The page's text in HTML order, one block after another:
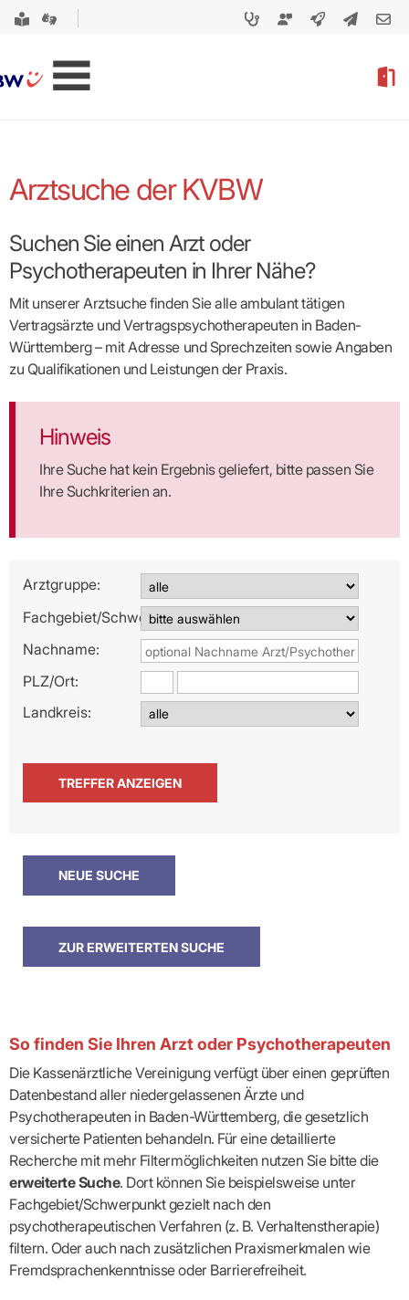
Arztsuche der KVBW
Suchen Sie einen Arzt oder
Psychotherapeuten in Ihrer Nähe?
Mit unserer Arztsuche finden Sie alle ambulant tätigen
Vertragsärzte und Vertragspsycho­therapeuten in Baden-
Württemberg – mit Adresse und Sprechzeiten sowie Angaben
zu Qualifikationen und Leistungen der Praxis.
Hinweis
Ihre Suche hat kein Ergebnis geliefert, bitte passen Sie
Ihre Suchkriterien an.
Arztgruppe:
Fachgebiet/Schwerpunkt:
Nachname:
PLZ/Ort:
Landkreis:
So finden Sie Ihren Arzt oder Psychotherapeuten
Die Kassenärztliche Vereinigung verfügt über einen geprüften
Datenbestand aller niedergelassenen Ärzte und
Psychotherapeuten in Baden-Württemberg, die gesetzlich
versicherte Patienten behandeln. Für eine detaillierte
Recherche mit mehr Filtermöglichkeiten nutzen Sie bitte die
erweiterte Suche. Dort können Sie beispielsweise unter
Fachgebiet/Schwerpunkt gezielt nach den
psychotherapeutischen Verfahren (z. B. Verhaltenstherapie)
filtern. Oder auch nach zusätzlichen Praxismerkmalen wie
Fremdsprachenkenntnisse oder Barrierefreiheit.